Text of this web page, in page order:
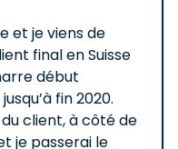
et je viens de
final en Suisse
début
fin 2020.
client, à côté de
je passerai le